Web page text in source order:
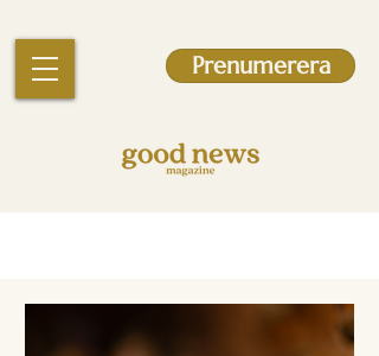
Prenumerera